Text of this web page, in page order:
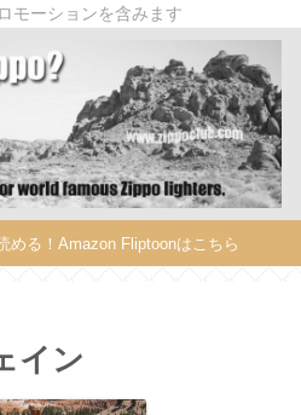
モーションを含みます
める！Amazon Fliptoonはこちら
イン